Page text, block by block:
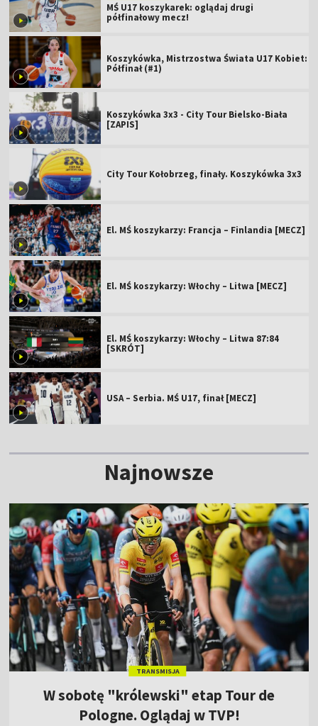
MŚ U17 koszykarek: oglądaj drugi
półfinałowy mecz!
Koszykówka, Mistrzostwa Świata U17 Kobiet:
Półfinał (#1)
Koszykówka 3x3 - City Tour Bielsko-Biała
[ZAPIS]
City Tour Kołobrzeg, finały. Koszykówka 3x3
El. MŚ koszykarzy: Francja – Finlandia [MECZ]
El. MŚ koszykarzy: Włochy – Litwa [MECZ]
El. MŚ koszykarzy: Włochy – Litwa 87:84
[SKRÓT]
USA – Serbia. MŚ U17, finał [MECZ]
Najnowsze
TRANSMISJA
W sobotę "królewski" etap Tour de
Pologne. Oglądaj w TVP!